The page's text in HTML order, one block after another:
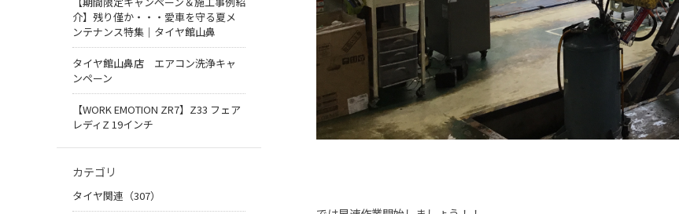
介】残り僅か・・・愛車を守る夏メ
ンテナンス特集｜タイヤ館山鼻
タイヤ館山鼻店 エアコン洗浄キャ
ンペーン
【WORK EMOTION ZR7】Z33 フェア
レディZ 19インチ
カテゴリ
タイヤ関連（307）